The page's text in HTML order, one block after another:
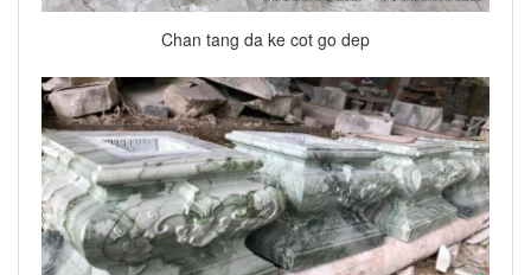
Chan tang da ke cot go dep